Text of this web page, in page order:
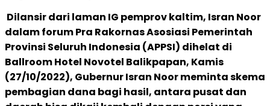
Dilansir dari laman IG pemprov kaltim, Isran Noor
dalam forum Pra Rakornas Asosiasi Pemerintah
Provinsi Seluruh Indonesia (APPSI) dihelat di
Ballroom Hotel Novotel Balikpapan, Kamis
(27/10/2022), Gubernur Isran Noor meminta skema
pembagian dana bagi hasil, antara pusat dan